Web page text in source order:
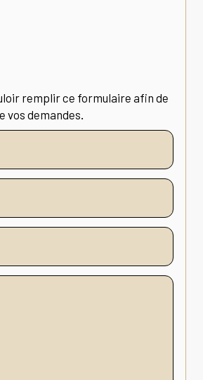
remplir ce formulaire afin de
vos demandes.